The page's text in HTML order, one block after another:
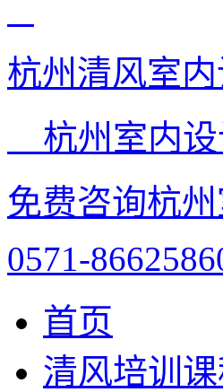
杭州清风室
杭州室内
免费咨询杭
0571-
首页
清风培训